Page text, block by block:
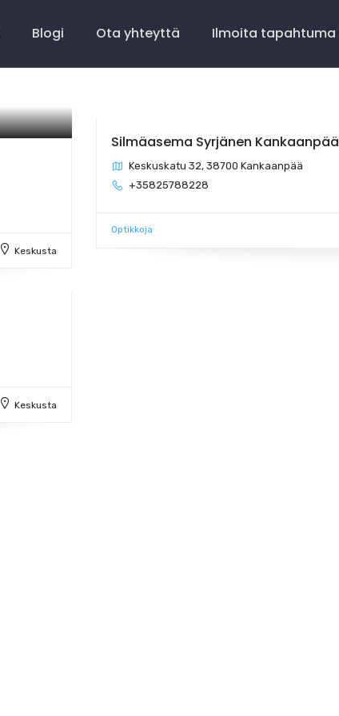
Blogi Ota yhteyttä Ilmoita tapahtuma
Keskusta
Silmäasema Syrjänen Kankaanpää
Keskuskatu 32, 38700 Kankaanpää
+35825788228
Optikkoja
Keskusta